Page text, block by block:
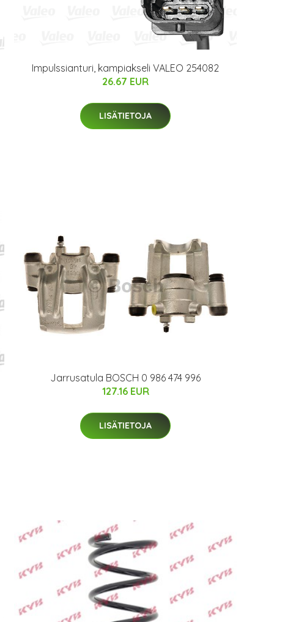
Impulssianturi, kampiakseli VALEO 254082
26.67 EUR
LISÄTIETOJA
Jarrusatula BOSCH 0 986 474 996
127.16 EUR
LISÄTIETOJA